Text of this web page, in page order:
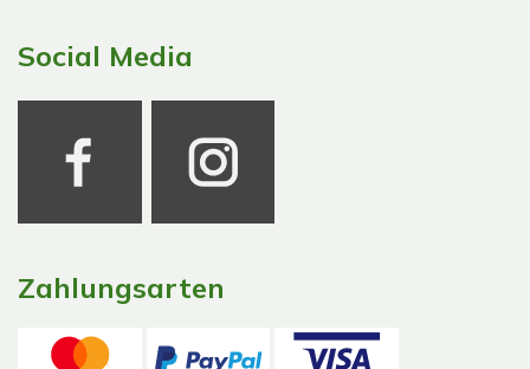
Social Media
Zahlungsarten